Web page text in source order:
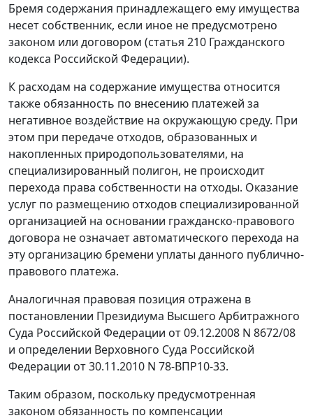
Бремя содержания принадлежащего ему имущества
несет собственник, если иное не предусмотрено
законом или договором (статья 210 Гражданского
кодекса Российской Федерации).
К расходам на содержание имущества относится
также обязанность по внесению платежей за
негативное воздействие на окружающую среду. При
этом при передаче отходов, образованных и
накопленных природопользователями, на
специализированный полигон, не происходит
перехода права собственности на отходы. Оказание
услуг по размещению отходов специализированной
организацией на основании гражданско-правового
договора не означает автоматического перехода на
эту организацию бремени уплаты данного публично-
правового платежа.
Аналогичная правовая позиция отражена в
постановлении Президиума Высшего Арбитражного
Суда Российской Федерации от 09.12.2008 N 8672/08
и определении Верховного Суда Российской
Федерации от 30.11.2010 N 78-ВПР10-33.
Таким образом, поскольку предусмотренная
законом обязанность по компенсации